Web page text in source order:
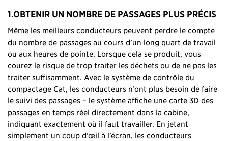
1.OBTENIR UN NOMBRE DE PASSAGES PLUS PRÉCIS
Même les meilleurs conducteurs peuvent perdre le compte
du nombre de passages au cours d’un long quart de travail
ou aux heures de pointe. Lorsque cela se produit, vous
courez le risque de trop traiter les déchets ou de ne pas les
traiter suffisamment. Avec le système de contrôle du
compactage Cat, les conducteurs n’ont plus besoin de faire
le suivi des passages – le système affiche une carte 3D des
passages en temps réel directement dans la cabine,
indiquant exactement où il faut travailler. En jetant
simplement un coup d’œil à l’écran, les conducteurs